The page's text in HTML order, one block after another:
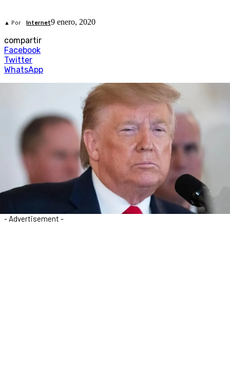
▲ Por Internet9 enero, 2020
compartir
Facebook
Twitter
WhatsApp
- Advertisement -